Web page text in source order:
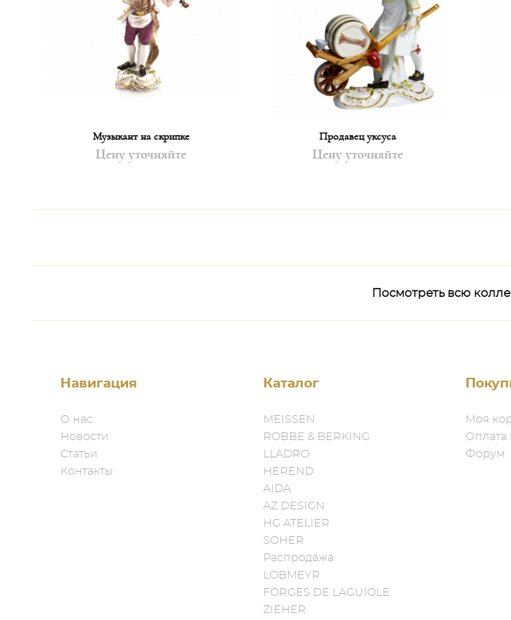
Музыкант на скрипке
Цену уточняйте
Продавец уксуса
Цену уточняйте
Посмотреть всю
Навигация
О нас
Новости
Статьи
Контакты
Каталог
MEISSEN
ROBBE & BERKING
LLADRO
HEREND
AIDA
AZ DESIGN
HG ATELIER
SOHER
Распродажа
LOBMEYR
FORGES DE LAGUIOLE
ZIEHER
Моя
Оплата
Форум